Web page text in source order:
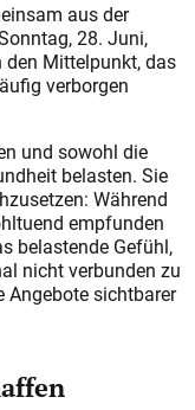
aus der
28. Juni,
den Mittelpunkt, das
verborgen
und sowohl die
belasten. Sie
Während
empfunden
belastende Gefühl,
nicht verbunden zu
Angebote sichtbarer